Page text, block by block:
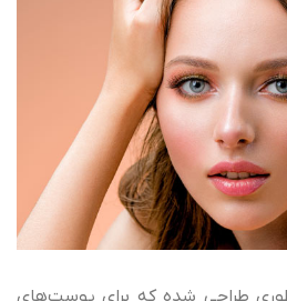
طراحی شده که برای پوست‌های